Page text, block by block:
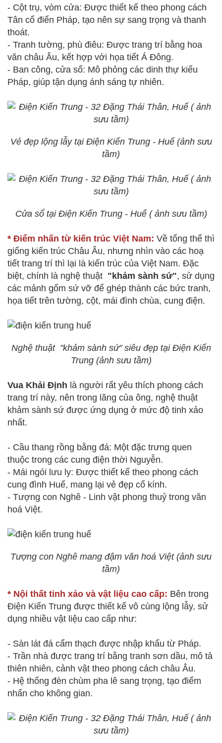
- Cột trụ, vòm cửa: Được thiết kế theo phong cách
Tân cổ điển Pháp, tạo nên sự sang trọng và thanh
thoát.
- Tranh tường, phù điêu: Được trang trí bằng hoa
văn châu Âu, kết hợp với họa tiết Á Đông.
- Ban công, cửa sổ: Mô phỏng các dinh thự kiểu
Pháp, giúp tận dụng ánh sáng tự nhiên.
Vẻ đẹp lộng lẫy tại Điện Kiến Trung - Huế (ảnh sưu
tầm)
Cửa sổ tại Điện Kiến Trung - Huế ( ảnh sưu tầm)
* Điểm nhấn từ kiến trúc Việt Nam: Về tổng thể thì
giống kiến trúc Châu Âu, nhưng nhìn vào các hoạ
tiết trang trí thì lại là kiến trúc của Việt Nam. Đặc
biệt, chính là nghệ thuật "khảm sành sứ", sử dụng
các mảnh gốm sứ vỡ để ghép thành các bức tranh,
họa tiết trên tường, cột, mái đình chùa, cung điện.
Nghệ thuật "khảm sành sứ" siêu đẹp tại Điện Kiến
Trung (ảnh sưu tầm)
Vua Khải Định là người rất yêu thích phong cách
trang trí này, nên trong lăng của ông, nghệ thuật
khảm sành sứ được ứng dụng ở mức độ tinh xảo
nhất.
- Cầu thang rồng bằng đá: Một đặc trưng quen
thuộc trong các cung điện thời Nguyễn.
- Mái ngói lưu ly: Được thiết kế theo phong cách
cung đình Huế, mang lại vẻ đẹp cổ kính.
- Tượng con Nghê - Linh vật phong thuỷ trong văn
hoá Việt.
Tượng con Nghê mang đậm văn hoá Việt (ảnh sưu
tầm)
* Nội thất tinh xảo và vật liệu cao cấp: Bên trong
Điện Kiến Trung được thiết kế vô cùng lộng lẫy, sử
dụng nhiều vật liệu cao cấp như:
- Sàn lát đá cẩm thạch được nhập khẩu từ Pháp.
- Trần nhà được trang trí bằng tranh sơn dầu, mô tả
thiên nhiên, cảnh vật theo phong cách châu Âu.
- Hệ thống đèn chùm pha lê sang trọng, tạo điểm
nhấn cho không gian.